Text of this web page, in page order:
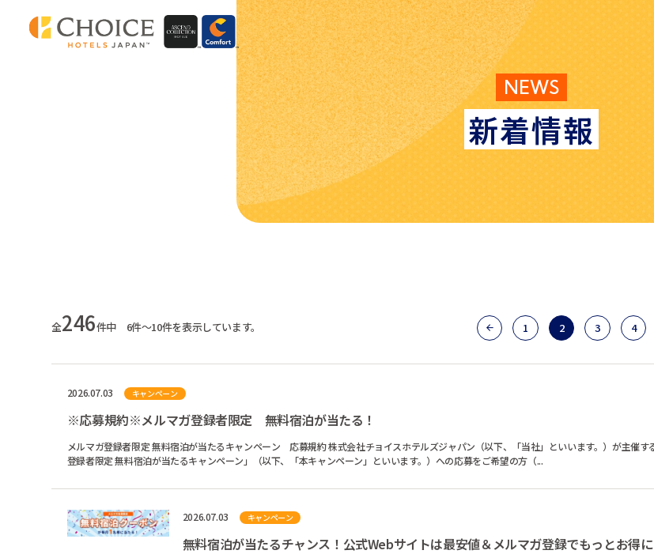
NEWS
新着情報
全246件中 6件～10件を表示しています。 1 2 3 4
2026.07.03 キャンペーン
※応募規約※メルマガ登録者限定 無料宿泊が当たる！
メルマガ登録者限定 無料宿泊が当たるキャンペーン 応募規約 株式会社チョイスホテルズジャパン（以下、「当社」といいます。）が主催する「メルマガ
登録者限定 無料宿泊が当たるキャンペーン」（以下、「本キャンペーン」といいます。）への応募をご希望の方（...
2026.07.03 キャンペーン
無料宿泊が当たるチャンス！公式Webサイトは最安値＆メルマガ登録でもっとお得に